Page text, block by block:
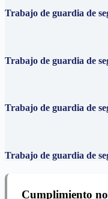
Trabajo de guardia de
Trabajo de guardia de
Trabajo de guardia de
Trabajo de guardia de
Cumplimiento